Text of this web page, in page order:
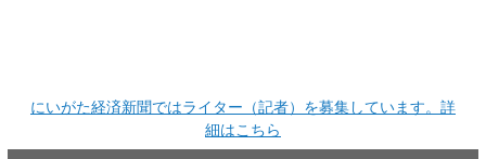
にいがた経済新聞ではライター（記者）を募集しています。詳
細はこちら